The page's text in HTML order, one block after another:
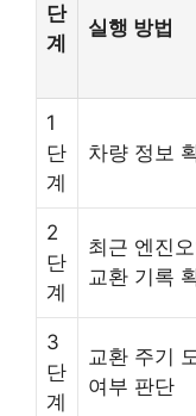
단
계
실행 방법
1
단
계
차량 정보
2
단
계
최근 엔진
교환 기록
3
단
계
교환 주기
여부 판단